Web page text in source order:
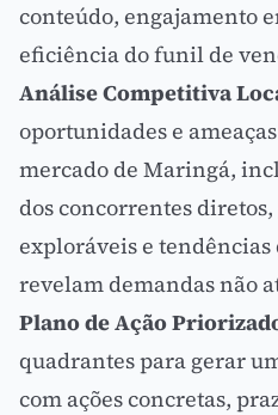
conteúdo, engajamento
eficiência dofunil de
Análise Competitiva
oportunidades e
mercado de Maringá,
dos concorrentes
exploráveis e
revelam demandas não
Plano de Ação
quadrantes para gerar
com ações concretas,